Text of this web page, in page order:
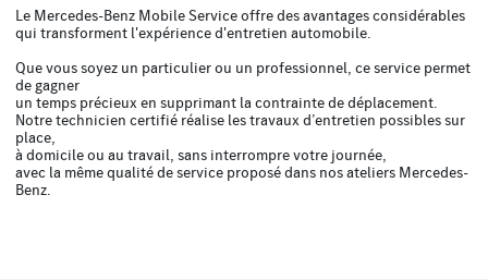
Le Mercedes-Benz Mobile Service offre des avantages considérables
qui transforment l'expérience d'entretien automobile.
Que vous soyez un particulier ou un professionnel, ce service permet
de gagner
un temps précieux en supprimant la contrainte de déplacement.
Notre technicien certifié réalise les travaux d’entretien possibles sur
place,
à domicile ou au travail, sans interrompre votre journée,
avec la même qualité de service proposé dans nos ateliers Mercedes-
Benz.